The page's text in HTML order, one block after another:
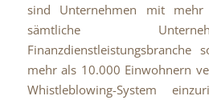
sind Unternehmen mit
sämtliche
Finanzdienstleistungsbranche
mehr als 10.000 Einwohnern
Whistleblowing-System